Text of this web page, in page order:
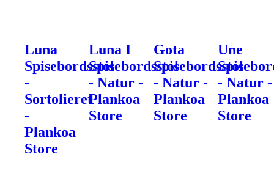
Luna
Spisebordsstol
-
Sortolieret
-
Plankoa
Store
Luna I
Spisebordsstol
- Natur -
Plankoa
Store
Gota
Spisebordsstol
- Natur -
Plankoa
Store
Une
- Natur -
Plankoa
Store